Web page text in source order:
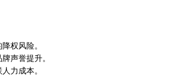
权风险。
声誉提升。
力成本。